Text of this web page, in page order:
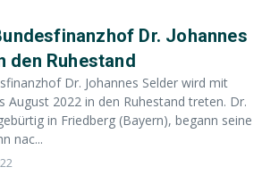
Dr. Johannes
den Ruhestand
Dr. Johannes Selder wird mit
August 2022 in den Ruhestand treten. Dr.
in Friedberg (Bayern), begann seine
nac...